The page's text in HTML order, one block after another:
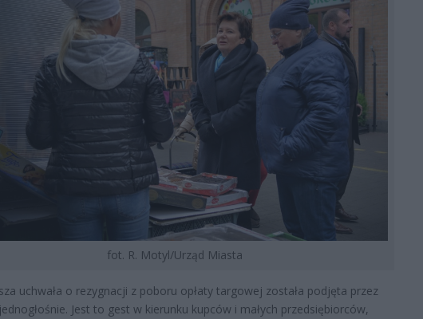
fot. R. Motyl/Urząd Miasta
uchwała o rezygnacji z poboru opłaty targowej została podjęta przez
Jest to gest w kierunku kupców i małych przedsiębiorców,